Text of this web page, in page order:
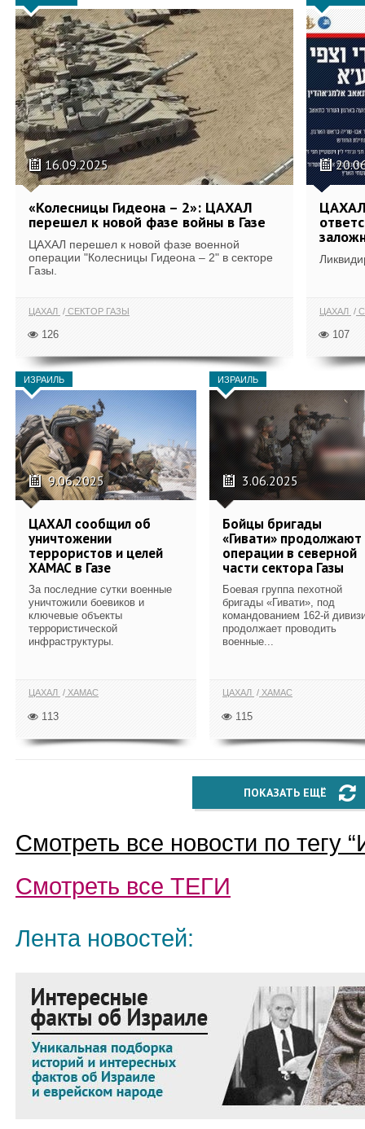
16.09.2025
«Колесницы Гидеона – 2»: ЦАХАЛ
перешел к новой фазе войны в Газе
ЦАХАЛ перешел к новой фазе военной
операции "Колесницы Гидеона – 2" в секторе
Газы.
ЦАХАЛ СЕКТОР ГАЗЫ
126
ЦАХАЛ
ЦАХАЛ
107
ИЗРАИЛЬ
9.06.2025
ЦАХАЛ сообщил об
уничтожении
террористов и целей
ХАМАС в Газе
За последние сутки военные
уничтожили боевиков и
ключевые объекты
террористической
инфраструктуры.
ЦАХАЛ ХАМАС
113
ИЗРАИЛЬ
3.06.2025
Бойцы бригады
«Гивати» продолжают
операции в северной
части сектора Газы
Боевая группа пехотной
бригады «Гивати», под
командованием 162-й
продолжает проводить
военные...
ЦАХАЛ ХАМАС
115
ПОКАЗАТЬ ЕЩЁ
Смотреть все новости по тегу “
Смотреть все ТЕГИ
Лента новостей: